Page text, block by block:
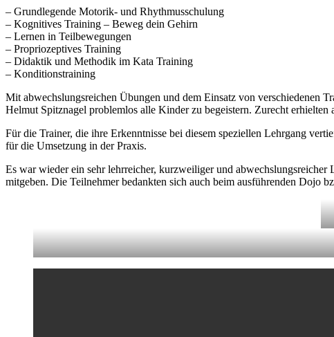
– Grundlegende Motorik- und Rhythmusschulung
– Kognitives Training – Beweg dein Gehirn
– Lernen in Teilbewegungen
– Propriozeptives Training
– Didaktik und Methodik im Kata Training
– Konditionstraining
Mit abwechslungsreichen Übungen und dem Einsatz von verschiedenen
Helmut Spitznagel problemlos alle Kinder zu begeistern. Zurecht
Für die Trainer, die ihre Erkenntnisse bei diesem speziellen Lehrgang
für die Umsetzung in der Praxis.
Es war wieder ein sehr lehrreicher, kurzweiliger und
mitgeben. Die Teilnehmer bedankten sich auch beim ausführenden Dojo